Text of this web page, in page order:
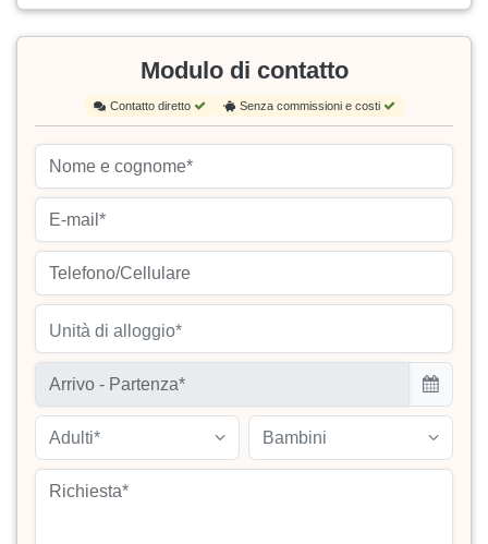
Modulo di contatto
Contatto diretto Senza commissioni e costi
Unità di alloggio*
Adulti* Bambini